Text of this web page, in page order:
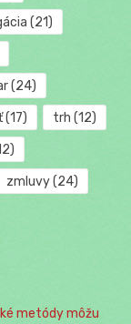
(21)
(24)
(17) trh (12)
zmluvy(24)
metódy môžu